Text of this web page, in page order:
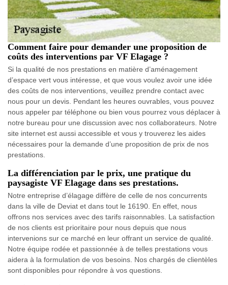
Comment faire pour demander une proposition de
coûts des interventions par VF Elagage ?
Si la qualité de nos prestations en matière d’aménagement
d’espace vert vous intéresse, et que vous voulez avoir une idée
des coûts de nos interventions, veuillez prendre contact avec
nous pour un devis. Pendant les heures ouvrables, vous pouvez
nous appeler par téléphone ou bien vous pourrez vous déplacer à
notre bureau pour une discussion avec nos collaborateurs. Notre
site internet est aussi accessible et vous y trouverez les aides
nécessaires pour la demande d’une proposition de prix de nos
prestations.
La différenciation par le prix, une pratique du
paysagiste VF Elagage dans ses prestations.
Notre entreprise d’élagage diffère de celle de nos concurrents
dans la ville de Deviat et dans tout le 16190. En effet, nous
offrons nos services avec des tarifs raisonnables. La satisfaction
de nos clients est prioritaire pour nous depuis que nous
intervenions sur ce marché en leur offrant un service de qualité.
Notre équipe rodée et passionnée à de telles prestations vous
aidera à la formulation de vos besoins. Nos chargés de clientèles
sont disponibles pour répondre à vos questions.